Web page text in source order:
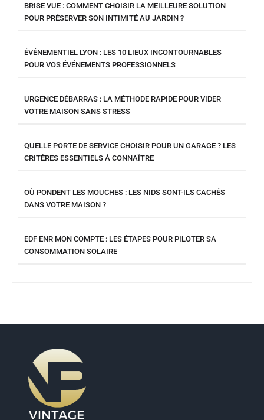
BRISE VUE : COMMENT CHOISIR LA MEILLEURE SOLUTION
POUR PRÉSERVER SON INTIMITÉ AU JARDIN ?
ÉVÉNEMENTIEL LYON : LES 10 LIEUX INCONTOURNABLES
POUR VOS ÉVÉNEMENTS PROFESSIONNELS
URGENCE DÉBARRAS : LA MÉTHODE RAPIDE POUR VIDER
VOTRE MAISON SANS STRESS
QUELLE PORTE DE SERVICE CHOISIR POUR UN GARAGE ? LES
CRITÈRES ESSENTIELS À CONNAÎTRE
OÙ PONDENT LES MOUCHES : LES NIDS SONT-ILS CACHÉS
DANS VOTRE MAISON ?
EDF ENR MON COMPTE : LES ÉTAPES POUR PILOTER SA
CONSOMMATION SOLAIRE